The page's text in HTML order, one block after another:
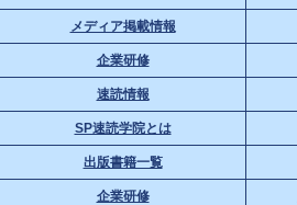
メディア掲載情報
企業研修
速読情報
SP速読学院とは
出版書籍一覧
企業研修